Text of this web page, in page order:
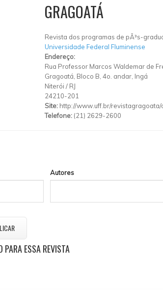
GRAGOATÁ
Revista dos programas de pÃ³s-
Universidade Federal Fluminense
Endereço:
Rua Professor Marcos Waldemar de
Gragoatá, Bloco B, 4o. andar, Ingá
Niterói / RJ
24210-201
Site: http://www.uff.br/
Telefone: (21) 2629-2600
Autores
PARA ESSA REVISTA